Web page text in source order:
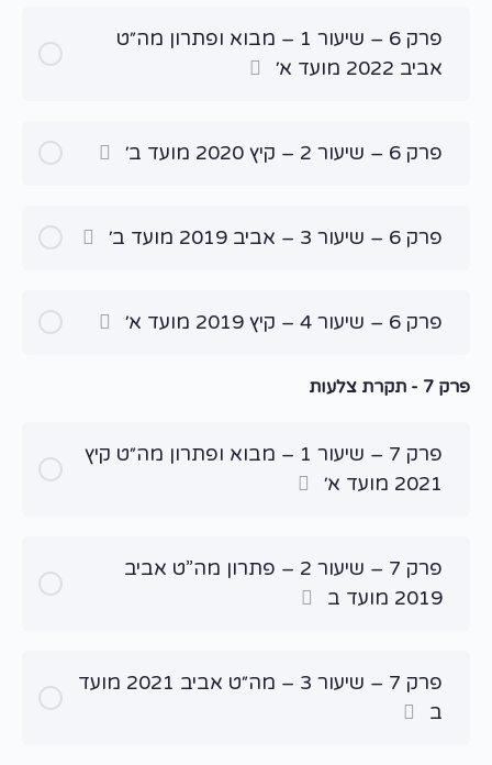
פרק 6 – שיעור 1 – מבוא ופתרון מה״ט
אביב 2022 מועד א׳
פרק 6 – שיעור 2 – קיץ 2020 מועד ב׳
פרק 6 – שיעור 3 – אביב 2019 מועד ב׳
פרק 6 – שיעור 4 – קיץ 2019 מועד א׳
פרק 7 - תקרת צלעות
פרק 7 – שיעור 1 – מבוא ופתרון מה״ט קיץ
2021 מועד א׳
פרק 7 – שיעור 2 – פתרון מה”ט אביב
2019 מועד ב
פרק 7 – שיעור 3 – מה״ט אביב 2021 מועד
ב